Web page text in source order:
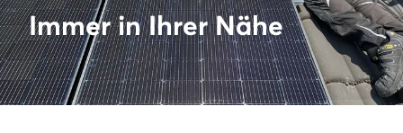
Immer in Ihrer Nähe